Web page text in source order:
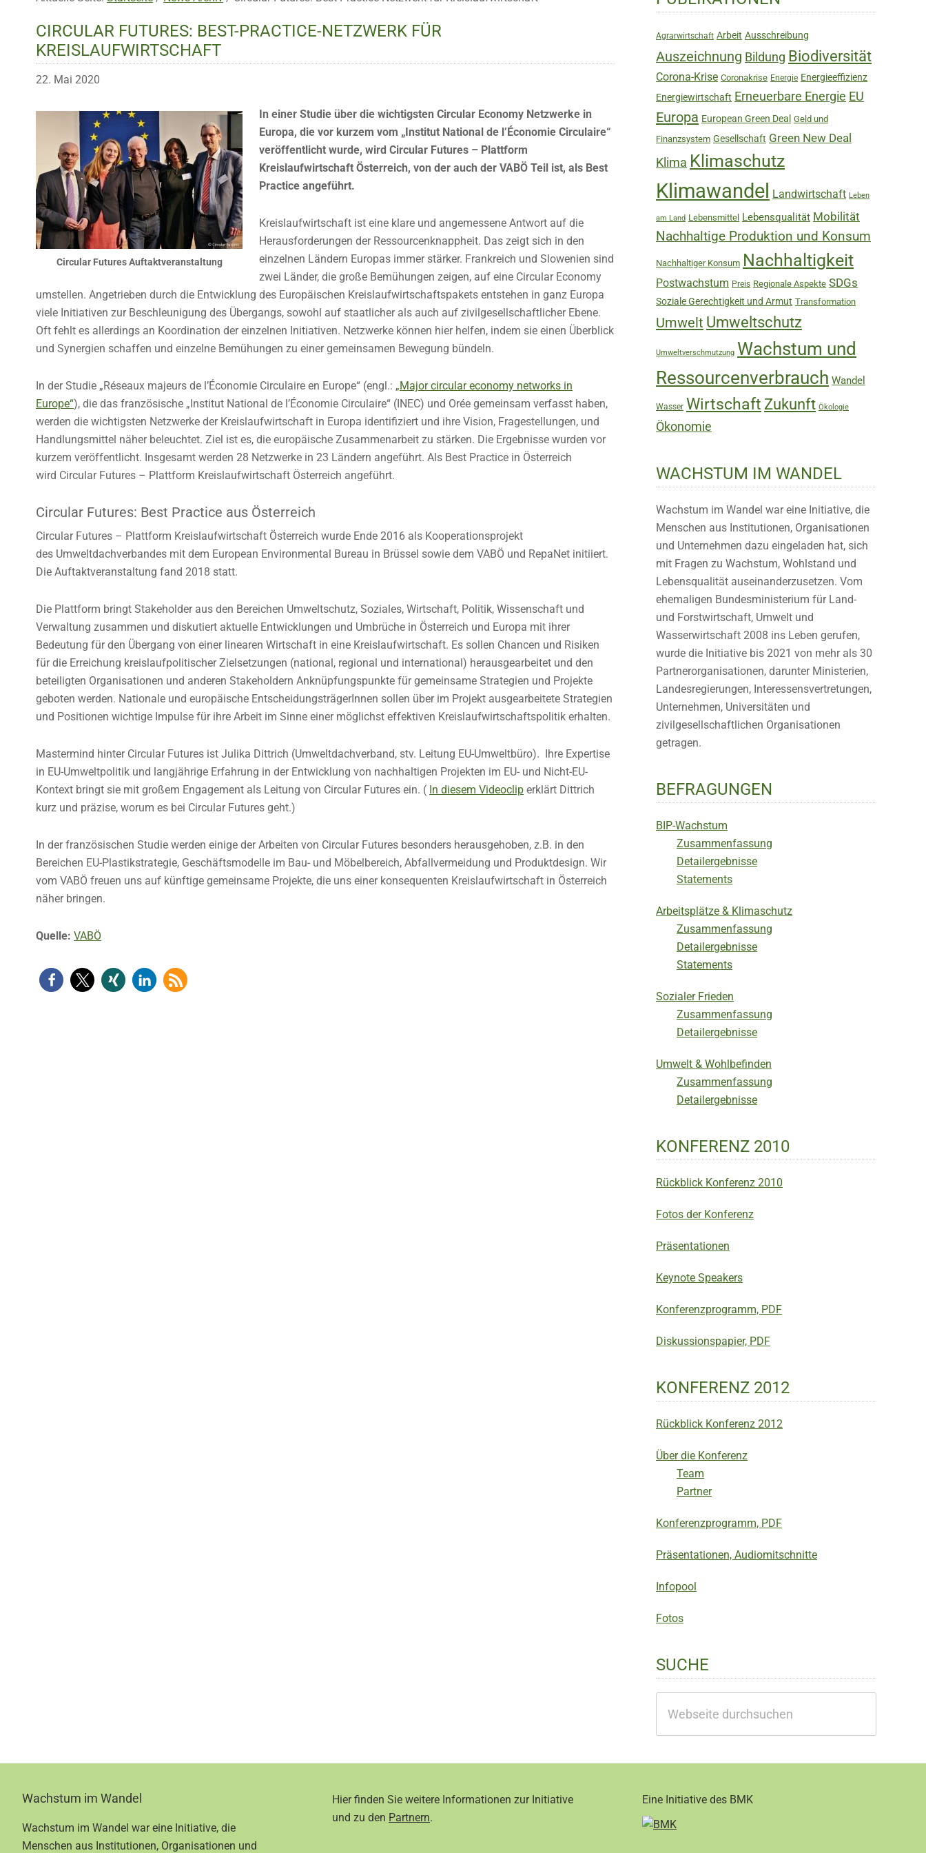
CIRCULAR FUTURES: BEST-PRACTICE-NETZWERK FÜR
KREISLAUFWIRTSCHAFT
22. Mai 2020
Circular Futures Auftaktveranstaltung
In einer Studie über die wichtigsten Circular Economy Netzwerke in
Europa, die vor kurzem vom „Institut National de l’Économie Circulaire“
veröffentlicht wurde, wird Circular Futures – Plattform
Kreislaufwirtschaft Österreich, von der auch der VABÖ Teil ist, als Best
Practice angeführt.
Kreislaufwirtschaft ist eine klare und angemessene Antwort auf die
Herausforderungen der Ressourcenknappheit. Das zeigt sich in den
einzelnen Ländern Europas immer stärker. Frankreich und Slowenien sind
zwei Länder, die große Bemühungen zeigen, auf eine Circular Economy
umstellen. Angetrieben durch die Entwicklung des Europäischen Kreislaufwirtschaftspakets entstehen in ganz Europa
viele Initiativen zur Beschleunigung des Übergangs, sowohl auf staatlicher als auch auf zivilgesellschaftlicher Ebene.
Oft fehlt es allerdings an Koordination der einzelnen Initiativen. Netzwerke können hier helfen, indem sie einen Überblick
und Synergien schaffen und einzelne Bemühungen zu einer gemeinsamen Bewegung bündeln.
In der Studie „Réseaux majeurs de l’Économie Circulaire en Europe“ (engl.: „Major circular economy networks in
Europe“), die das französische „Institut National de l’Économie Circulaire“ (INEC) und Orée gemeinsam verfasst haben,
werden die wichtigsten Netzwerke der Kreislaufwirtschaft in Europa identifiziert und ihre Vision, Fragestellungen, und
Handlungsmittel näher beleuchtet. Ziel ist es, die europäische Zusammenarbeit zu stärken. Die Ergebnisse wurden vor
kurzem veröffentlicht. Insgesamt werden 28 Netzwerke in 23 Ländern angeführt. Als Best Practice in Österreich
wird Circular Futures – Plattform Kreislaufwirtschaft Österreich angeführt.
Circular Futures: Best Practice aus Österreich
Circular Futures – Plattform Kreislaufwirtschaft Österreich wurde Ende 2016 als Kooperationsprojekt
des Umweltdachverbandes mit dem European Environmental Bureau in Brüssel sowie dem VABÖ und RepaNet initiiert.
Die Auftaktveranstaltung fand 2018 statt.
Die Plattform bringt Stakeholder aus den Bereichen Umweltschutz, Soziales, Wirtschaft, Politik, Wissenschaft und
Verwaltung zusammen und diskutiert aktuelle Entwicklungen und Umbrüche in Österreich und Europa mit ihrer
Bedeutung für den Übergang von einer linearen Wirtschaft in eine Kreislaufwirtschaft. Es sollen Chancen und Risiken
für die Erreichung kreislaufpolitischer Zielsetzungen (national, regional und international) herausgearbeitet und den
beteiligten Organisationen und anderen Stakeholdern Anknüpfungspunkte für gemeinsame Strategien und Projekte
geboten werden. Nationale und europäische EntscheidungsträgerInnen sollen über im Projekt ausgearbeitete Strategien
und Positionen wichtige Impulse für ihre Arbeit im Sinne einer möglichst effektiven Kreislaufwirtschaftspolitik erhalten.
Mastermind hinter Circular Futures ist Julika Dittrich (Umweltdachverband, stv. Leitung EU-Umweltbüro). Ihre Expertise
in EU-Umweltpolitik und langjährige Erfahrung in der Entwicklung von nachhaltigen Projekten im EU- und Nicht-EU-
Kontext bringt sie mit großem Engagement als Leitung von Circular Futures ein. ( In diesem Videoclip erklärt Dittrich
kurz und präzise, worum es bei Circular Futures geht.)
In der französischen Studie werden einige der Arbeiten von Circular Futures besonders herausgehoben, z.B. in den
Bereichen EU-Plastikstrategie, Geschäftsmodelle im Bau- und Möbelbereich, Abfallvermeidung und Produktdesign. Wir
vom VABÖ freuen uns auf künftige gemeinsame Projekte, die uns einer konsequenten Kreislaufwirtschaft in Österreich
näher bringen.
Quelle: VABÖ
Sidebar
Agrarwirtschaft Arbeit Ausschreibung
Auszeichnung Bildung Biodiversität
Corona-Krise Coronakrise Energie Energieeffizienz
Energiewirtschaft Erneuerbare Energie EU
Europa European Green Deal Geld und
Finanzsystem Gesellschaft Green New Deal
Klima Klimaschutz
Klimawandel Landwirtschaft Leben
am Land Lebensmittel Lebensqualität Mobilität
Nachhaltige Produktion und Konsum
Nachhaltiger Konsum Nachhaltigkeit
Postwachstum Preis Regionale Aspekte SDGs
Soziale Gerechtigkeit und Armut Transformation
Umwelt Umweltschutz
Umweltverschmutzung Wachstum und
Ressourcenverbrauch Wandel
Wasser Wirtschaft Zukunft Ökologie
Ökonomie
WACHSTUM IM WANDEL
Wachstum im Wandel war eine Initiative, die
Menschen aus Institutionen, Organisationen
und Unternehmen dazu eingeladen hat, sich
mit Fragen zu Wachstum, Wohlstand und
Lebensqualität auseinanderzusetzen. Vom
ehemaligen Bundesministerium für Land-
und Forstwirtschaft, Umwelt und
Wasserwirtschaft 2008 ins Leben gerufen,
wurde die Initiative bis 2021 von mehr als 30
Partnerorganisationen, darunter Ministerien,
Landesregierungen, Interessensvertretungen,
Unternehmen, Universitäten und
zivilgesellschaftlichen Organisationen
getragen.
BEFRAGUNGEN
BIP-Wachstum
Zusammenfassung
Detailergebnisse
Statements
Arbeitsplätze & Klimaschutz
Zusammenfassung
Detailergebnisse
Statements
Sozialer Frieden
Zusammenfassung
Detailergebnisse
Umwelt & Wohlbefinden
Zusammenfassung
Detailergebnisse
KONFERENZ 2010
Rückblick Konferenz 2010
Fotos der Konferenz
Präsentationen
Keynote Speakers
Konferenzprogramm, PDF
Diskussionspapier, PDF
KONFERENZ 2012
Rückblick Konferenz 2012
Über die Konferenz
Team
Partner
Konferenzprogramm, PDF
Präsentationen, Audiomitschnitte
Infopool
Fotos
SUCHE
durchsuchen
FooterWachstum im Wandel
Wachstum im Wandel war eine Initiative, die
Menschen aus Institutionen, Organisationen und
Hier finden Sie weitere Informationen zur Initiative
und zu den Partnern.
Eine Initiative des BMK